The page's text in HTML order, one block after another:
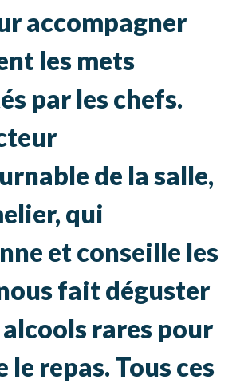
accompagner
les mets
par les chefs.
de la salle,
qui
et conseille les
fait déguster
rares pour
le repas. Tous ces